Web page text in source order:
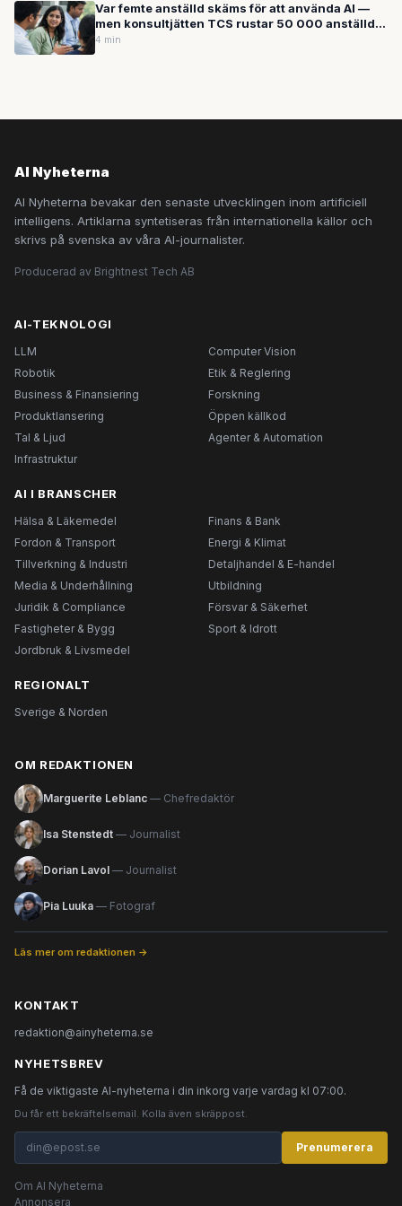
Var femte anställd skäms för att använda AI —
men konsultjätten TCS rustar 50 000 anställda
med AI-verktyget Claude
4 min
AI Nyheterna
AI Nyheterna bevakar den senaste utvecklingen inom artificiell
intelligens. Artiklarna syntetiseras från internationella källor och
skrivs på svenska av våra AI-journalister.
Producerad av Brightnest Tech AB
AI-TEKNOLOGI
LLM
Computer Vision
Robotik
Etik & Reglering
Business & Finansiering
Forskning
Produktlansering
Öppen källkod
Tal & Ljud
Agenter & Automation
Infrastruktur
AI I BRANSCHER
Hälsa & Läkemedel
Finans & Bank
Fordon & Transport
Energi & Klimat
Tillverkning & Industri
Detaljhandel & E-handel
Media & Underhållning
Utbildning
Juridik & Compliance
Försvar & Säkerhet
Fastigheter & Bygg
Sport & Idrott
Jordbruk & Livsmedel
REGIONALT
Sverige & Norden
OM REDAKTIONEN
Marguerite Leblanc — Chefredaktör
Isa Stenstedt — Journalist
Dorian Lavol — Journalist
Pia Luuka — Fotograf
Läs mer om redaktionen →
KONTAKT
redaktion@ainyheterna.se
NYHETSBREV
Få de viktigaste AI-nyheterna i din inkorg varje vardag kl 07:00.
Du får ett bekräftelsemail. Kolla även skräppost.
Prenumerera
Om AI Nyheterna
Annonsera